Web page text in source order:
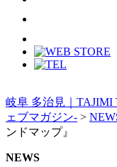
岐阜 多治見｜
ェブマガジン- >
ンドマップ』
NEWS